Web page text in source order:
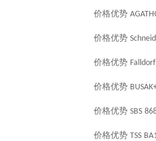
价格优势
价格优势
价格优势 Falldorf
价格优势
价格优势 SBS
价格优势 TSS